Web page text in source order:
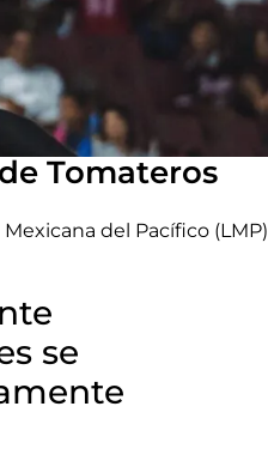
Tomateros
del Pacífico (LMP)
se